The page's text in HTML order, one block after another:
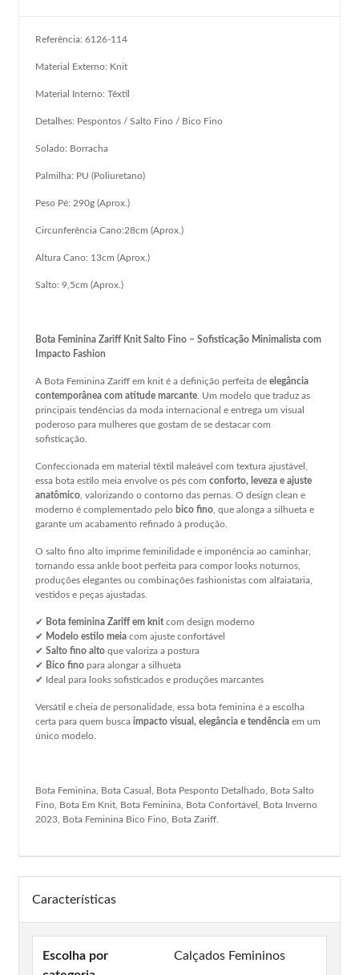
Referência: 6126-114
Material Externo: Knit
Material Interno: Têxtil
Detalhes: Pespontos / Salto Fino / Bico Fino
Solado: Borracha
Palmilha: PU (Poliuretano)
Peso Pé: 290g (Aprox.)
Circunferência Cano:28cm (Aprox.)
Altura Cano: 13cm (Aprox.)
Salto: 9,5cm (Aprox.)
Bota Feminina Zariff Knit Salto Fino – Sofisticação Minimalista com
Impacto Fashion
A Bota Feminina Zariff em knit é a definição perfeita de elegância
contemporânea com atitude marcante . Um modelo que traduz as
principais tendências da moda internacional e entrega um visual
poderoso para mulheres que gostam de se destacar com
sofisticação.
Confeccionada em material têxtil maleável com textura ajustável,
essa bota estilo meia envolve os pés com conforto, leveza e ajuste
anatômico , valorizando o contorno das pernas. O design clean e
moderno é complementado pelo bico fino , que alonga a silhueta e
garante um acabamento refinado à produção.
O salto fino alto imprime feminilidade e imponência ao caminhar,
tornando essa ankle boot perfeita para compor looks noturnos,
produções elegantes ou combinações fashionistas com alfaiataria,
vestidos e peças ajustadas.
✔ Bota feminina Zariff em knitcom design moderno
✔ Modelo estilo meia com ajuste confortável
✔ Salto fino alto que valoriza a postura
✔ Bico fino para alongar a silhueta
✔ Ideal para looks sofisticados e produções marcantes
Versátil e cheia de personalidade, essa bota feminina é a escolha
certa para quem busca impacto visual, elegância e tendência em um
único modelo.
Bota Feminina, Bota Casual, Bota Pesponto Detalhado, Bota Salto
Fino, Bota Em Knit, Bota Feminina, Bota Confortável, Bota Inverno
2023, Bota Feminina Bico Fino, Bota Zariff.
Características
Escolha por
Calçados Femininos